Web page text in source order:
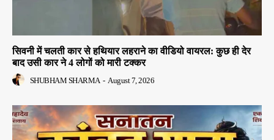
सिवनी में चलती कार से हथियार लहराने का वीडियो वायरल: कुछ ही देर
बाद उसी कार ने 4 लोगों को मारी टक्कर
SHUBHAM SHARMA - August 7, 2026